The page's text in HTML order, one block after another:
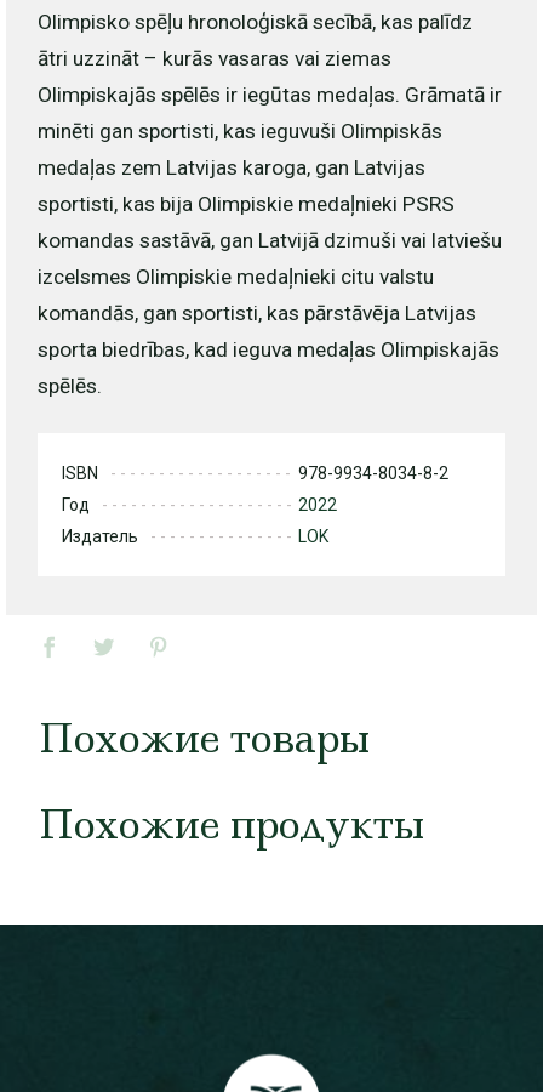
Olimpisko spēļu hronoloģiskā secībā, kas palīdz
ātri uzzināt – kurās vasaras vai ziemas
Olimpiskajās spēlēs ir iegūtas medaļas. Grāmatā ir
minēti gan sportisti, kas ieguvuši Olimpiskās
medaļas zem Latvijas karoga, gan Latvijas
sportisti, kas bija Olimpiskie medaļnieki PSRS
komandas sastāvā, gan Latvijā dzimuši vai latviešu
izcelsmes Olimpiskie medaļnieki citu valstu
komandās, gan sportisti, kas pārstāvēja Latvijas
sporta biedrības, kad ieguva medaļas Olimpiskajās
spēlēs.
ISBN
978-9934-8034-8-2
Год
2022
Издатель
LOK
Похожие товары
Похожие продукты